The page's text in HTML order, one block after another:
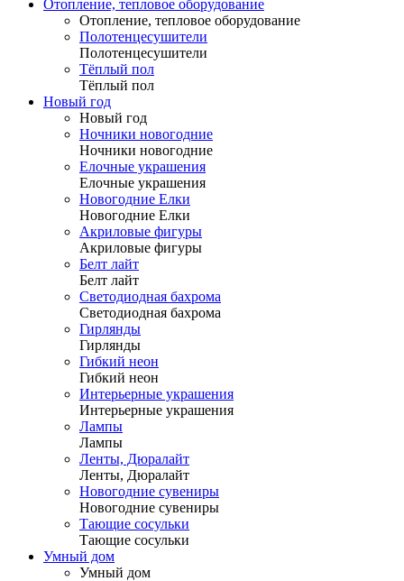
Отопление, тепловое оборудование
Отопление, тепловое оборудование
Полотенцесушители
Полотенцесушители
Тёплый пол
Тёплый пол
Новый год
Новый год
Ночники новогодние
Ночники новогодние
Елочные украшения
Елочные украшения
Новогодние Елки
Новогодние Елки
Акриловые фигуры
Акриловые фигуры
Белт лайт
Белт лайт
Светодиодная бахрома
Светодиодная бахрома
Гирлянды
Гирлянды
Гибкий неон
Гибкий неон
Интерьерные украшения
Интерьерные украшения
Лампы
Лампы
Ленты, Дюралайт
Ленты, Дюралайт
Новогодние сувениры
Новогодние сувениры
Тающие сосульки
Тающие сосульки
Умный дом
Умный дом